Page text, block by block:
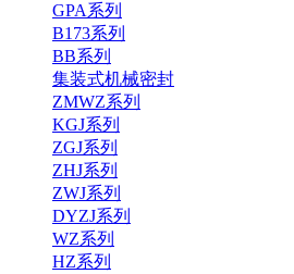
GPA系列
B173系列
BB系列
集装式机械密封
ZMWZ系列
KGJ系列
ZGJ系列
ZHJ系列
ZWJ系列
DYZJ系列
WZ系列
HZ系列